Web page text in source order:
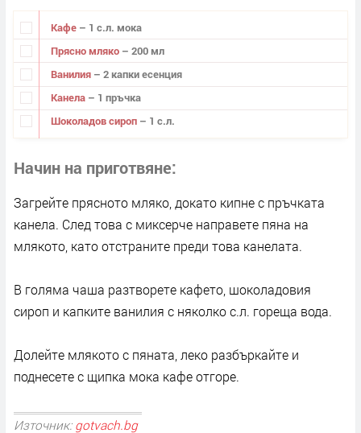
Кафе – 1 с.л. мока
Прясно мляко – 200 мл
Ванилия – 2 капки есенция
Канела – 1 пръчка
Шоколадов сироп – 1 с.л.
Начин на приготвяне
Загрейте прясното мляко, докато кипне с пръчката
канела. След това с миксерче направете пяна на
млякото, като отстраните преди това канелата.
В голяма чаша разтворете кафето, шоколадовия
сироп и капките ванилия с няколко с.л. гореща вода.
Долейте млякото с пяната, леко разбъркайте и
поднесете с щипка мока кафе отгоре.
Източник: gotvach.bg